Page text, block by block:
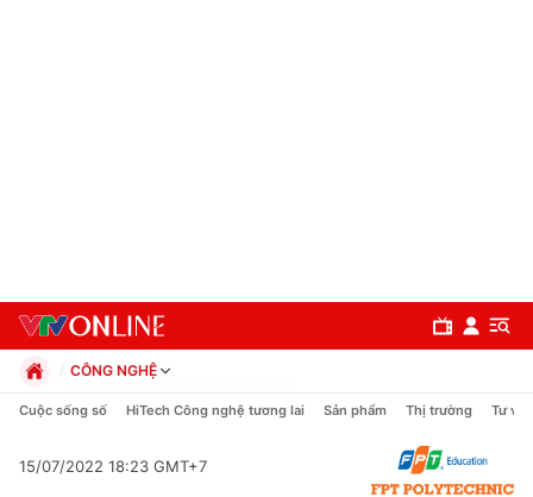
CÔNG NGHỆ
Chính trị
Pháp luật
Cuộc sống số HiTech Công nghệ tương lai Sản phẩm Thị trường Tư vấn
15/07/2022 18:23 GMT+7